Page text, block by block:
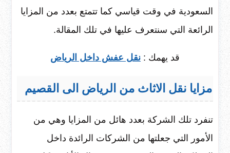
السعودية في وقت قياسي كما تتمتع بعدد من المزايا
الرائعة التي سنتعرف عليها في تلك المقالة.
قد يهمك : نقل عفش داخل الرياض
مزايا نقل الاثاث من الرياض الى القصيم
تنفرد تلك الشركة بعدد هائل من المزايا وهي من
الأمور التي جعلتها من الشركات الرائدة داخل